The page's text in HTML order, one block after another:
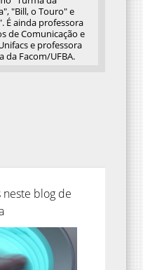
"Bill, o Touro" e
É ainda professora
de Comunicação e
e professora
da Facom/UFBA.
blog de